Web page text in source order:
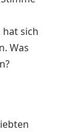
sich
Was